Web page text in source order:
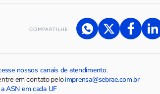
COMPARTILHE
nossos canais de atendimento.
em contato peloimprensa@sebrae.com.br
ASN em cada UF